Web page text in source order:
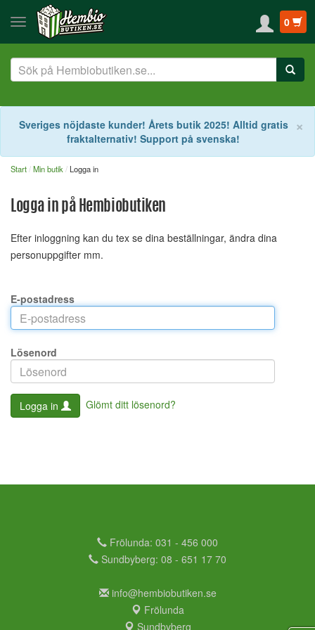
0
×
Sveriges nöjdaste kunder! Årets butik 2025! Alltid gratis
fraktalternativ! Support på svenska!
Start Min butik Logga in
Logga in på Hembiobutiken
Efter inloggning kan du tex se dina beställningar, ändra dina
personuppgifter mm.
E-postadress
Lösenord
Logga in Glömt ditt lösenord?
Frölunda: 031 - 456 000
Sundbyberg: 08 - 651 17 70
info@hembiobutiken.se
Frölunda
Sundbyberg